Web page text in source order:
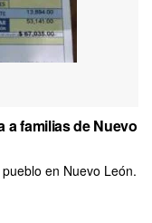
a familias de Nuevo
en Nuevo León.